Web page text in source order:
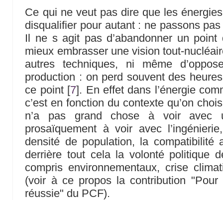
Ce qui ne veut pas dire que les
disqualifier pour autant : ne passons pas
Il ne s agit pas d’abandonner un
mieux embrasser une vision tout-
autres techniques, ni même
production : on perd souvent des
ce point[7]. En effet dans l’énergie
c’est en fonction du contexte qu’on
n’a pas grand chose à voir avec
prosaïquement à voir avec
densité de population, la compatibilité
derrière tout cela la volonté politique
compris environnementaux, crise
(voir à ce propos la contribution "Pour
réussie" du PCF).